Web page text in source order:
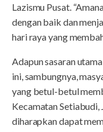
Lazismu Pusat.
dengan baik dan
hari raya yang
Adapun sasaran
ini, sambungnya,
yang betul-betul
Kecamatan Setiabudi,
diharapkan dapat